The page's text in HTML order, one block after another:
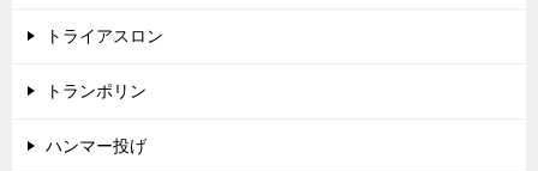
トライアスロン
トランポリン
ハンマー投げ